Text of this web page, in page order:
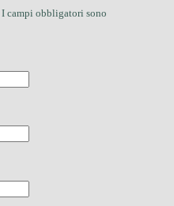
I campi obbligatori sono